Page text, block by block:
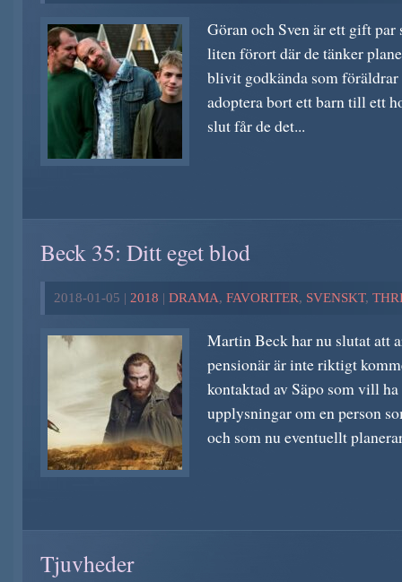
Göran och Sven är ett gift
liten förort där de tänker
blivit godkända som
adoptera bort ett barn till ett
slut får de det...
Beck 35: Ditt eget blod
2018-01-05 | 2018 | DRAMA, FAVORITER, SVENSKT,
Martin Beck har nu slutat att
pensionär är inte riktigt
kontaktad av Säpo som vill
upplysningar om en person
och som nu eventuellt
Tjuvheder